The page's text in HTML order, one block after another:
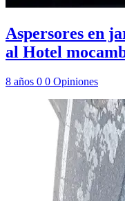
Aspersores en
al Hotel
8 años 0 0 Opiniones